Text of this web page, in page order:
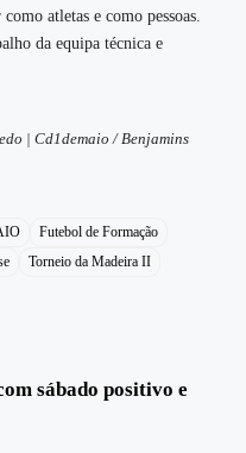
atletas e como pessoas.
da equipa técnica e
| Cd1demaio / Benjamins
Futebol de Formação
Torneio da Madeira II
sábado positivo e